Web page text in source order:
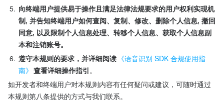
5. 向终端用户提供易于操作且满足法律法规要求的用户权利实现机
制, 并告知终端用户如何查阅、复制、修改、删除个人信息, 撤回
同意, 以及限制个人信息处理、转移个人信息、获取个人信息副
本和注销账号。
6. 遵守本规则的要求，并详细阅读 《语音识别 SDK 合规使用指
南》 查看详细操作指引。
如开发者和终端用户对本规则内容有任何疑问或建议，可随时通过
本规则第八条提供的方式与我们联系。